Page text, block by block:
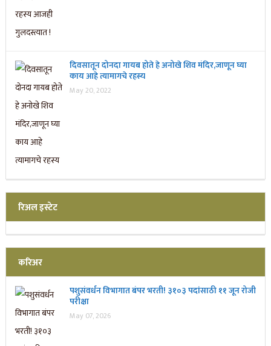
दिवसातून दोनदा गायब होते हे अनोखे शिव मंदिर,जाणून घ्या
काय आहे त्यामागचे रहस्य
May 20, 2022
रिअल इस्टेट
करिअर
पशुसंवर्धन विभागात बंपर भरती! ३१०३ पदांसाठी ११ जून रोजी
परीक्षा
May 07, 2026